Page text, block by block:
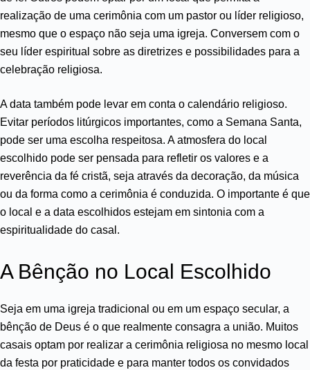
realização de uma cerimônia com um pastor ou líder religioso,
mesmo que o espaço não seja uma igreja. Conversem com o
seu líder espiritual sobre as diretrizes e possibilidades para a
celebração religiosa.
A data também pode levar em conta o calendário religioso.
Evitar períodos litúrgicos importantes, como a Semana Santa,
pode ser uma escolha respeitosa. A atmosfera do local
escolhido pode ser pensada para refletir os valores e a
reverência da fé cristã, seja através da decoração, da música
ou da forma como a cerimônia é conduzida. O importante é que
o local e a data escolhidos estejam em sintonia com a
espiritualidade do casal.
A Bênção no Local Escolhido
Seja em uma igreja tradicional ou em um espaço secular, a
bênção de Deus é o que realmente consagra a união. Muitos
casais optam por realizar a cerimônia religiosa no mesmo local
da festa por praticidade e para manter todos os convidados